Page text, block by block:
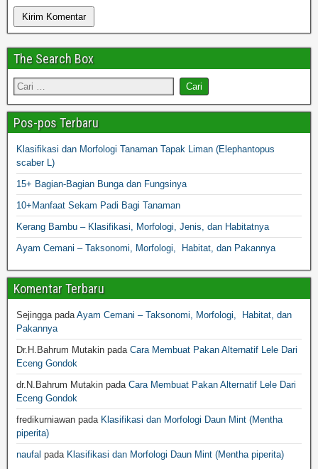
The Search Box
Pos-pos Terbaru
Klasifikasi dan Morfologi Tanaman Tapak Liman (Elephantopus
scaber L)
15+ Bagian-Bagian Bunga dan Fungsinya
10+Manfaat Sekam Padi Bagi Tanaman
Kerang Bambu – Klasifikasi, Morfologi, Jenis, dan Habitatnya
Ayam Cemani – Taksonomi, Morfologi, Habitat, dan Pakannya
Komentar Terbaru
SejinggapadaAyam Cemani – Taksonomi, Morfologi, Habitat, dan
Pakannya
Dr.H.Bahrum Mutakin pada Cara Membuat Pakan Alternatif Lele Dari
Eceng Gondok
dr.N.Bahrum Mutakin pada Cara Membuat Pakan Alternatif Lele Dari
Eceng Gondok
fredikurniawan pada Klasifikasi dan Morfologi Daun Mint (Mentha
piperita)
naufal pada Klasifikasi dan Morfologi Daun Mint (Mentha piperita)